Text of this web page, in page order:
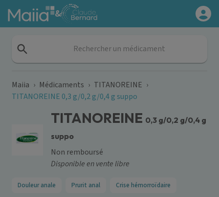
Aller au contenu principal
&
Rechercher un médicament
Maiia › Médicaments › TITANOREINE ›
TITANOREINE 0,3 g/0,2 g/0,4 g suppo
TITANOREINE 0,3 g/0,2 g/0,4 g
suppo
Non remboursé
Disponible en vente libre
Douleur anale Prurit anal Crise hémorroïdaire